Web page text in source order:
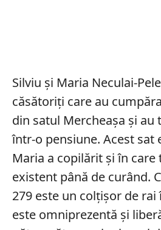
Silviu și Maria Neculai-
căsătoriți care au
din satul Mercheașa și
într-o pensiune. Acest sat
Maria a copilărit și în
existent până de curând.
279 este un colțișor de rai
este omniprezentă și